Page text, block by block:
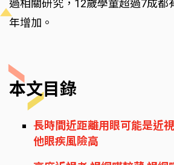
過相關研究，12歲學童超過7成都
年增加。
本文目錄
長時間近距離用眼可能是近
他眼疾風險高